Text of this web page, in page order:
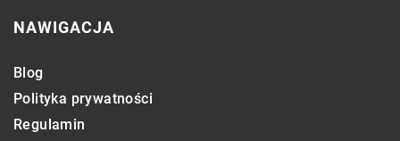
NAWIGACJA
Blog
Polityka prywatności
Regulamin